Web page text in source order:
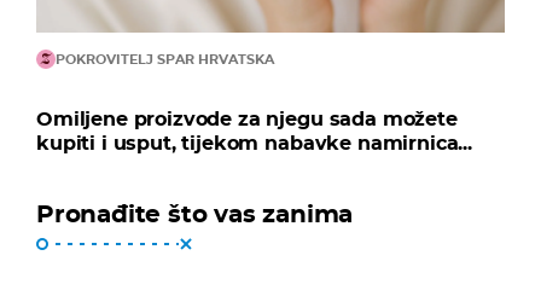
POKROVITELJ SPAR HRVATSKA
Omiljene proizvode za njegu sada možete
kupiti i usput, tijekom nabavke namirnica...
Pronađite što vas zanima